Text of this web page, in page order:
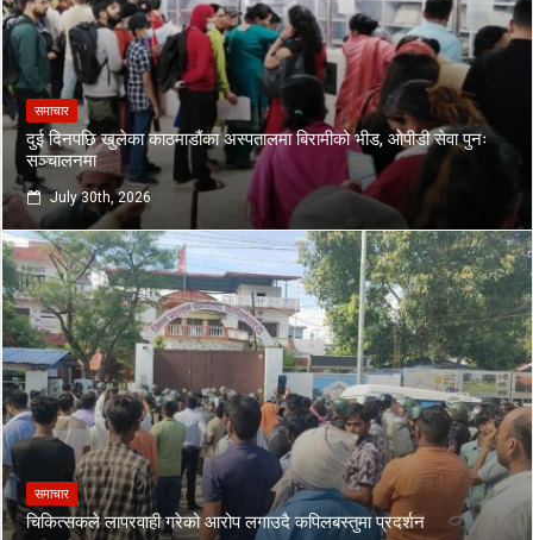
समाचार
दुई दिनपछि खुलेका काठमाडौंका अस्पतालमा बिरामीको भीड, ओपीडी सेवा पुनः
सञ्चालनमा
July 30th, 2026
समाचार
चिकित्सकले लापरवाही गरेको आरोप लगाउदै कपिलबस्तुमा प्रदर्शन